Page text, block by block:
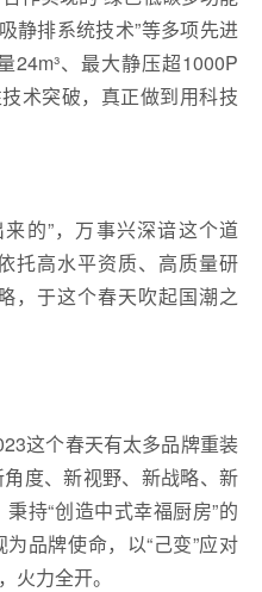
静排系统技术”等多项先进
24m³、最大静压超1000P
术突破，真正做到用科技
的”，万事兴深谙这个道
托高水平资质、高质量研
，于这个春天吹起国潮之
这个春天有太多品牌重装
度、新视野、新战略、新
持“创造中式幸福厨房”的
品牌使命，以“己变”应对
火力全开。